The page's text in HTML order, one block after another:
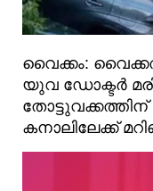
വൈക്കം:
യുവ ഡോക്ടർ
കനാലിലേക്ക്